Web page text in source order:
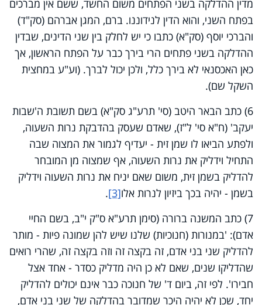
מדין ההדלקה בשני הפתחים משום החשד, ששם אין מברכים
בפתח השני, והוא הדין לנידוננו. ברם, המגן אברהם (סק"ד)
והברכי יוסף (סק"א) כתבו כי יש לחלק בין שני הדינים, שבדין
ההדלקה בשני פתחים הרי בירך כבר על הפתח הראשון, אך
כאן האכסנאי לא בירך כלל, ולכן יכול לברך. (וע"ע במחצית
השקל שם).
6) כתב הבאר היטב (סי' תרע"ג סק"א) בשם תשובת ה'שבות
יעקב' (ח"א סי' ל"ז), שאדם שעסק בהדבקת נרות השעוה,
ולפתע הביאו לו שמן זית - יעדיף לגמור את המצוה שבה
התחיל וידליק את נרות השעוה, אף שמצוה מן המובחר
להדליק בשמן זית, משום שאם יניח את נרות השעוה וידליק
בשמן - יהיה בכך ביזיון לנרות אלו[3]
.
7) כתב המשנה ברורה (סימן תרע"א ס"ק י"ב, בשם החיי
אדם): 'במנורות (חנוכיות) שלנו שיש להן שמונה פיות - מותר
להדליק שני בני אדם, זה בקצה זה וזה בקצה זה, שהרי רואים
שהדליקו שנים, שאם לא כן היה מדליק כסדר - אחד אצל
חבירו'. לפי זה, ביום ד' של חנוכה כבר אינם יכולים להדליק
יחד, שכן לא יהיה היכר שמדובר בהדלקה של שני בני אדם,